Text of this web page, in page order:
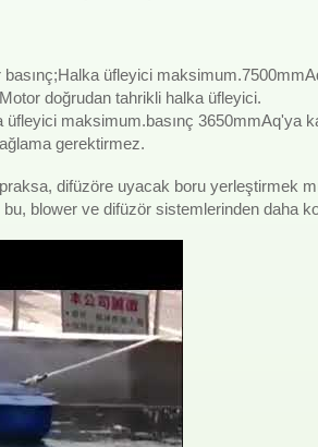
üfleyici
doğrudan tahrikli halka üfleyici.
maksimum.basınç 3650mmAq'ya
gerektirmez.
difüzöre uyacak boru yerleştirmek
blower ve difüzör sistemlerinden daha